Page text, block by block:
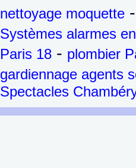
nettoyage moquette -
Systèmes alarmes
Paris 18 - plombier
gardiennage agents
Spectacles